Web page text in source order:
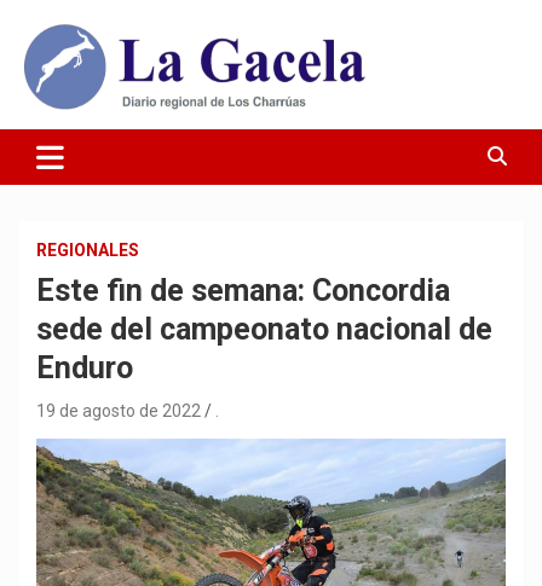
contenido
Diario La Gacela
REGIONALES
Este fin de semana: Concordia
sede del campeonato nacional de
Enduro
19 de agosto de 2022